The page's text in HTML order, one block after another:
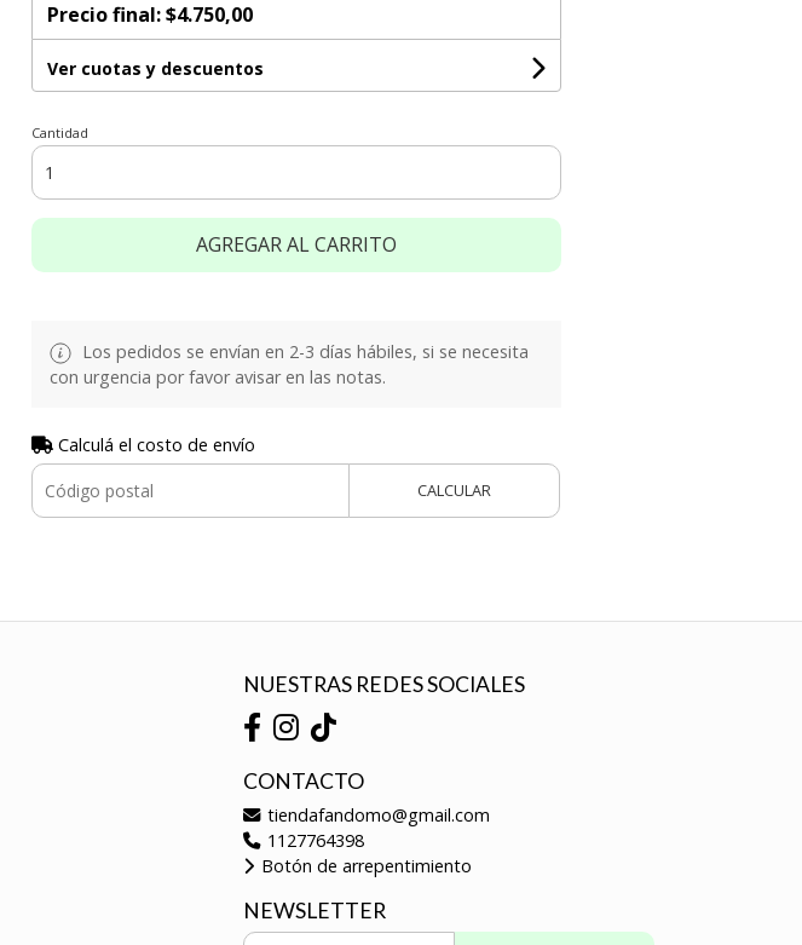
Precio final:$4.750,00
Ver cuotas y descuentos
Cantidad
AGREGAR AL CARRITO
Los pedidos se envían en 2-3 días hábiles, si se necesita
con urgencia por favor avisar en las notas.
Calculá el costo de envío
CALCULAR
NUESTRAS REDES SOCIALES
CONTACTO
tiendafandomo@gmail.com
1127764398
Botón de arrepentimiento
NEWSLETTER